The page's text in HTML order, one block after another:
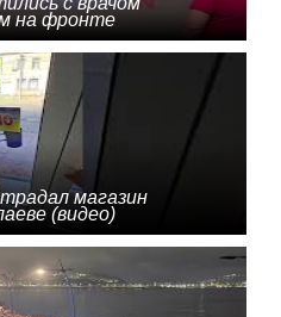
на фронте
магазин
(видео)